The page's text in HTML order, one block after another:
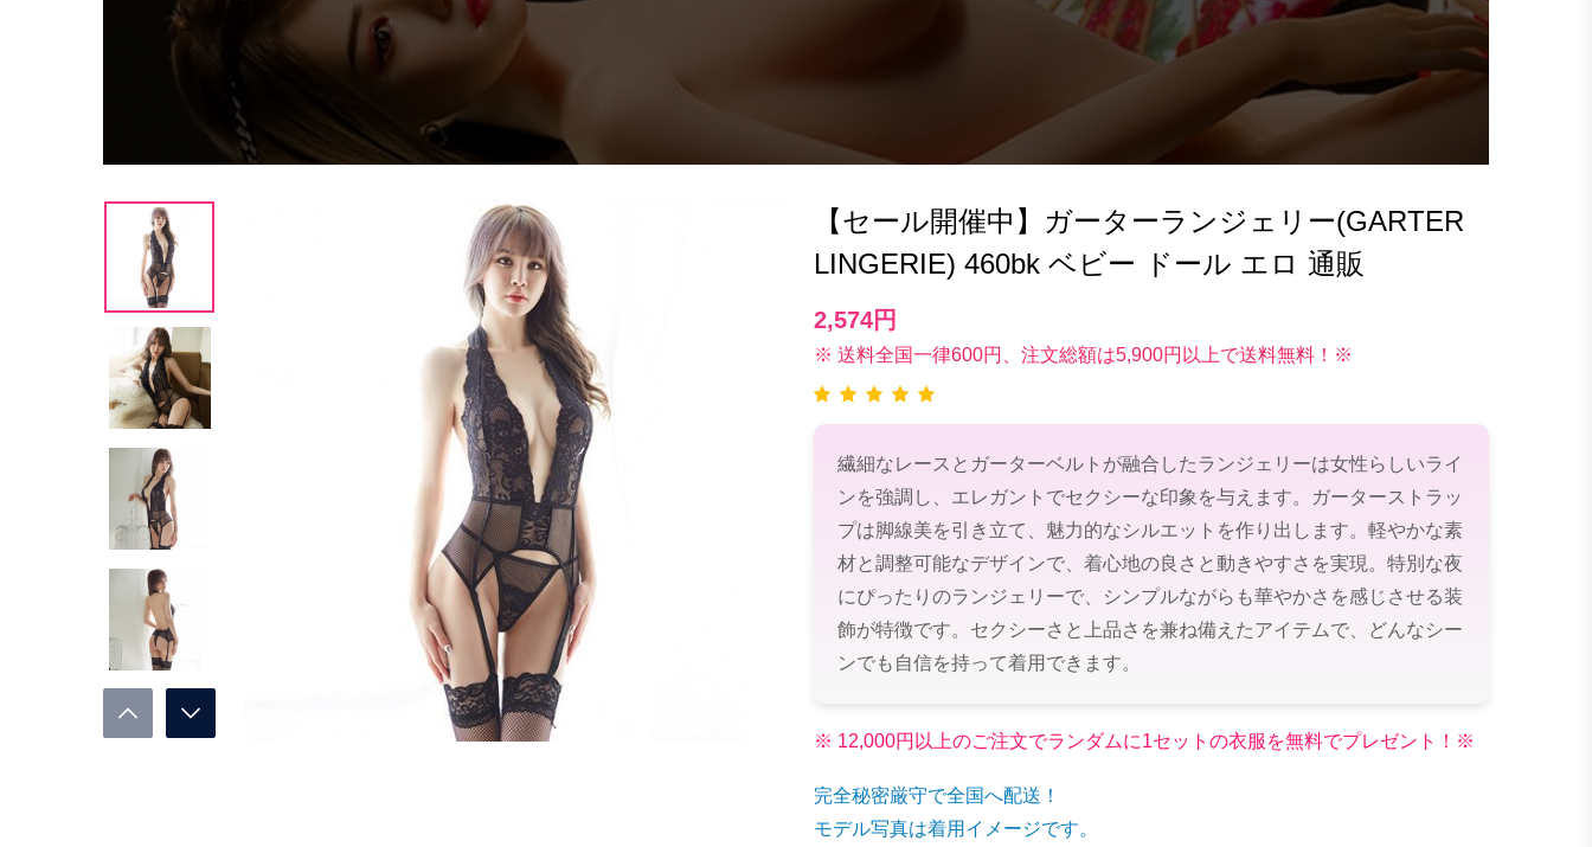
【セール開催中】ガーターランジェリー(GARTER
LINGERIE) 460bk ベビー ドール エロ 通販
2,574円
※ 送料全国一律600円、注文総額は5,900円以上で送料無料！※
繊細なレースとガーターベルトが融合したランジェリーは女性らしいライ
ンを強調し、エレガントでセクシーな印象を与えます。ガーターストラッ
プは脚線美を引き立て、魅力的なシルエットを作り出します。軽やかな素
材と調整可能なデザインで、着心地の良さと動きやすさを実現。特別な夜
にぴったりのランジェリーで、シンプルながらも華やかさを感じさせる装
飾が特徴です。セクシーさと上品さを兼ね備えたアイテムで、どんなシー
ンでも自信を持って着用できます。
※ 12,000円以上のご注文でランダムに1セットの衣服を無料でプレゼント！※
完全秘密厳守で全国へ配送！
モデル写真は着用イメージです。